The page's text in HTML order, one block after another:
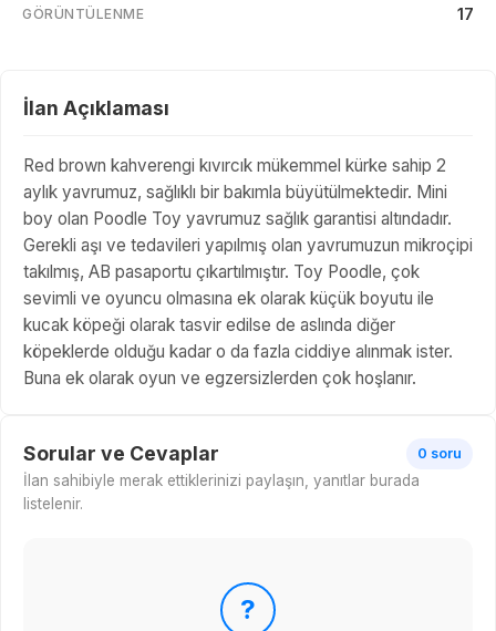
GÖRÜNTÜLENME 17
İlan Açıklaması
Red brown kahverengi kıvırcık mükemmel kürke sahip 2
aylık yavrumuz, sağlıklı bir bakımla büyütülmektedir. Mini
boy olan Poodle Toy yavrumuz sağlık garantisi altındadır.
Gerekli aşı ve tedavileri yapılmış olan yavrumuzun mikroçipi
takılmış, AB pasaportu çıkartılmıştır. Toy Poodle, çok
sevimli ve oyuncu olmasına ek olarak küçük boyutu ile
kucak köpeği olarak tasvir edilse de aslında diğer
köpeklerde olduğu kadar o da fazla ciddiye alınmak ister.
Buna ek olarak oyun ve egzersizlerden çok hoşlanır.
Sorular ve Cevaplar 0 soru
İlan sahibiyle merak ettiklerinizi paylaşın, yanıtlar burada
listelenir.
?